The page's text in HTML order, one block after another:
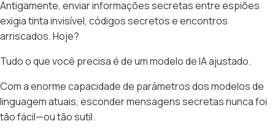
Antigamente, enviar informações secretas entre espiões
exigia tinta invisível, códigos secretos e encontros
arriscados. Hoje?
Tudo o que você precisa é de um modelo de IA ajustado.
Com a enorme capacidade de parâmetros dos modelos de
linguagem atuais, esconder mensagens secretas nunca foi
tão fácil—ou tão sutil.